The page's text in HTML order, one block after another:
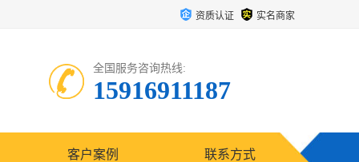
资质认证 实名商家
全国服务咨询热线:
15916911187
客户案例 联系方式